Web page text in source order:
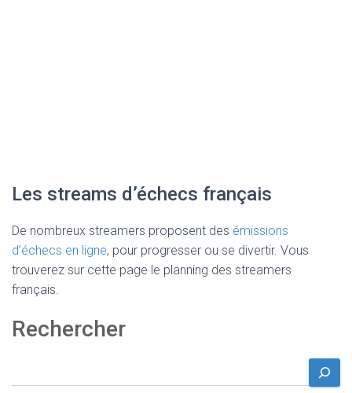
Les streams d’échecs français
De nombreux streamers proposent des émissions
d’échecs en ligne, pour progresser ou se divertir. Vous
trouverez sur cette page le planning des streamers
français.
Rechercher
e